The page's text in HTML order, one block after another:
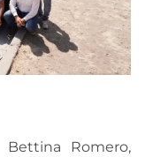
Romero,